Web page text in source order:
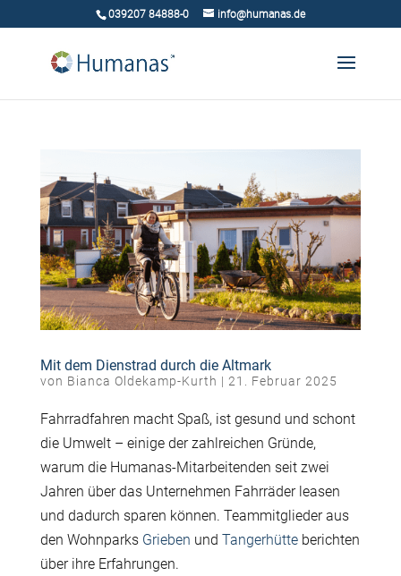
039207 84888-0 info@humanas.de
Mit dem Dienstrad durch die Altmark
von Bianca Oldekamp-Kurth | 21. Februar 2025
Fahrradfahren macht Spaß, ist gesund und schont
die Umwelt – einige der zahlreichen Gründe,
warum die Humanas-Mitarbeitenden seit zwei
Jahren über das Unternehmen Fahrräder leasen
und dadurch sparen können. Teammitglieder aus
den Wohnparks Grieben und Tangerhütteberichten
über ihre Erfahrungen.